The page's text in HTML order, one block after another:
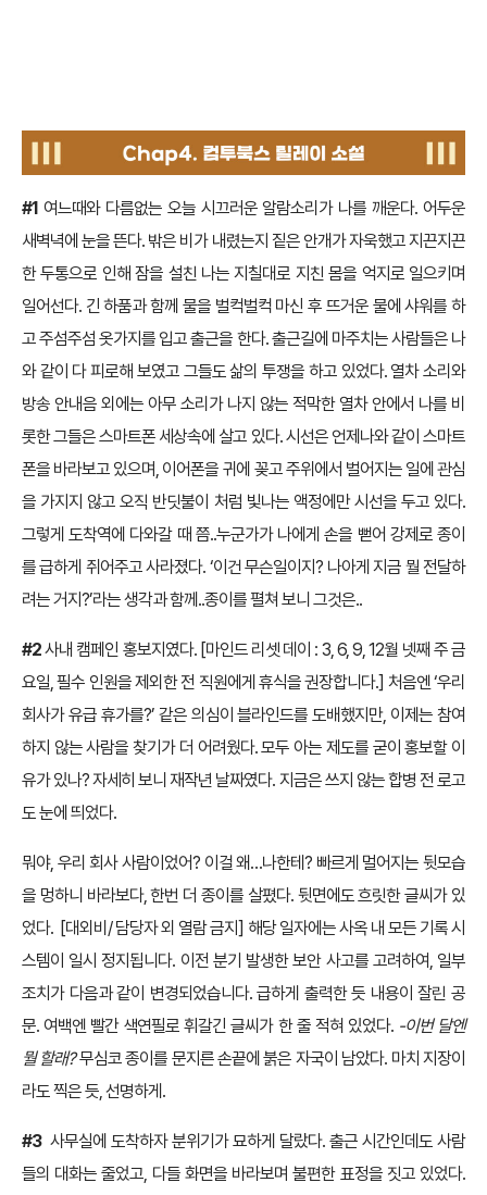
#1 여느때와 다름없는 오늘 시끄러운 알람소리가 나를 깨운다. 어두운
새벽녁에 눈을 뜬다. 밖은 비가 내렸는지 짙은 안개가 자욱했고 지끈지끈
한 두통으로 인해 잠을 설친 나는 지칠대로 지친 몸을 억지로 일으키며
일어선다. 긴 하품과 함께 물을 벌컥벌컥 마신 후 뜨거운 물에 샤워를 하
고 주섬주섬 옷가지를 입고 출근을 한다. 출근길에 마주치는 사람들은 나
와 같이 다 피로해 보였고 그들도 삶의 투쟁을 하고 있었다. 열차 소리와
방송 안내음 외에는 아무 소리가 나지 않는 적막한 열차 안에서 나를 비
롯한 그들은 스마트폰 세상속에 살고 있다. 시선은 언제나와 같이 스마트
폰을 바라보고 있으며, 이어폰을 귀에 꽂고 주위에서 벌어지는 일에 관심
을 가지지 않고 오직 반딧불이 처럼 빛나는 액정에만 시선을 두고 있다.
그렇게 도착역에 다와갈 때 쯤..누군가가 나에게 손을 뻗어 강제로 종이
를 급하게 쥐어주고 사라졌다. ‘이건 무슨일이지? 나아게 지금 뭘 전달하
려는 거지?’라는 생각과 함께..종이를 펼쳐 보니 그것은..
#2사내 캠페인 홍보지였다. [마인드 리셋 데이 : 3, 6, 9, 12월 넷째 주 금
요일, 필수 인원을 제외한 전 직원에게 휴식을 권장합니다.] 처음엔 ‘우리
회사가 유급 휴가를?’ 같은 의심이 블라인드를 도배했지만, 이제는 참여
하지 않는 사람을 찾기가 더 어려웠다. 모두 아는 제도를 굳이 홍보할 이
유가 있나? 자세히 보니 재작년 날짜였다. 지금은 쓰지 않는 합병 전 로고
도 눈에 띄었다.
뭐야, 우리 회사 사람이었어? 이걸 왜…나한테? 빠르게 멀어지는 뒷모습
을 멍하니 바라보다, 한번 더 종이를 살폈다. 뒷면에도 흐릿한 글씨가 있
었다. [대외비/ 담당자 외 열람 금지] 해당 일자에는 사옥 내 모든 기록 시
스템이 일시 정지됩니다. 이전 분기 발생한 보안 사고를 고려하여, 일부
조치가 다음과 같이 변경되었습니다. 급하게 출력한 듯 내용이 잘린 공
문. 여백엔 빨간 색연필로 휘갈긴 글씨가 한 줄 적혀 있었다. -이번 달엔
뭘 할래?무심코 종이를 문지른 손끝에 붉은 자국이 남았다. 마치 지장이
라도 찍은 듯, 선명하게.
#3사무실에 도착하자 분위기가 묘하게 달랐다. 출근 시간인데도 사람
들의 대화는 줄었고, 다들 화면을 바라보며 불편한 표정을 짓고 있었다.